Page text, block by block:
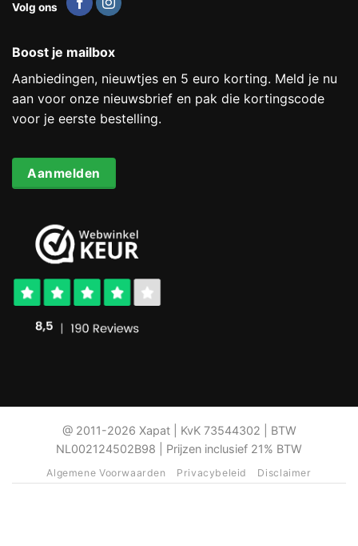
Volg ons
Boost je mailbox
Aanbiedingen, nieuwtjes en 5 euro korting. Meld je nu
aan voor onze nieuwsbrief en pak die kortingscode
voor je eerste bestelling.
Aanmelden
@ 2011-2026 Xapat | KvK 73544302 | BTW
NL002124502B98 | Prijzen inclusief 21% BTW
Algemene Voorwaarden Privacybeleid Disclaimer